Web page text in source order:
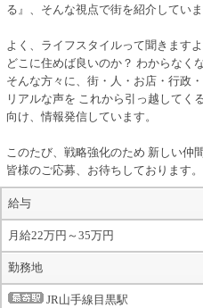
る』、そんな視点で街を紹介していま
よく、ライフスタイルって聞きます
どこに住めば良いのか？ わからなく
そんな方々に、街・人・お店・行政
リアルな声を これから引っ越してく
向け、情報発信しています。
このたび、戦略強化のため 新しい仲
皆様のご応募、お待ちしております。
給与
月給22万円～35万円
勤務地
JR山手線目黒駅